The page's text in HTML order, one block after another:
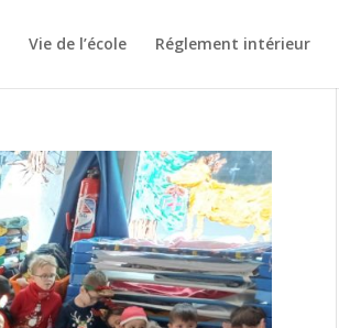
Vie de l’école Réglement intérieur